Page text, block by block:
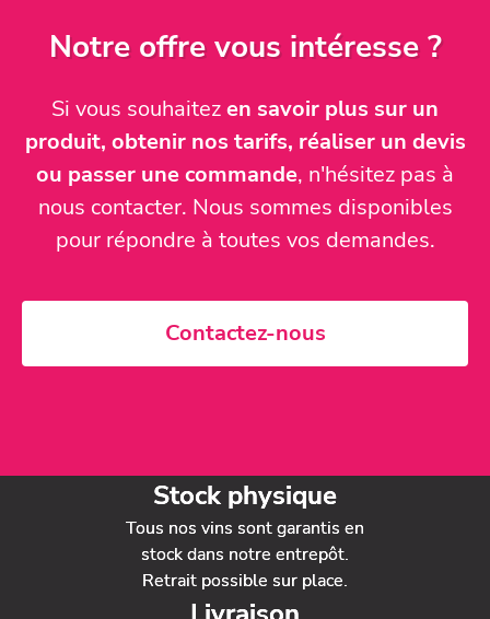
Notre offre vous intéresse ?
Si vous souhaitezen savoir plus sur un
produit, obtenir nos tarifs, réaliser un devis
ou passer une commande, n'hésitez pas à
nous contacter. Nous sommes disponibles
pour répondre à toutes vos demandes.
Contactez-nous
Stock physique
Tous nos vins sont garantis en
stock dans notre entrepôt.
Retrait possible sur place.